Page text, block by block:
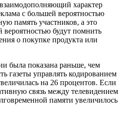
характер
с большей вероятностью
память участников, а это
вероятностью будут помнить
о покупке продукта или
была показана раньше, чем
газеты управлять кодированием
на 26 процентов. Если
связь между телевидением
памяти увеличилось